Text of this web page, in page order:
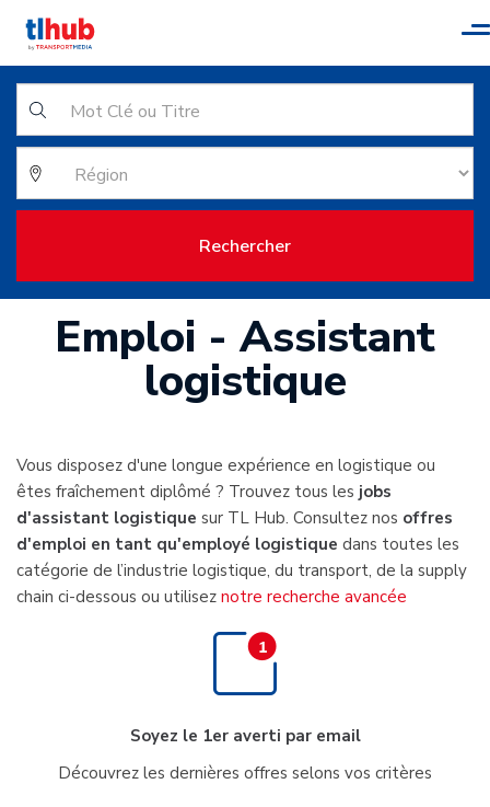
Rechercher
Emploi - Assistant
logistique
Vous disposez d'une longue expérience en logistique ou
êtes fraîchement diplômé ? Trouvez tous les jobs
d'assistant logistique sur TL Hub. Consultez nos offres
d'emploi en tant qu'employé logistique dans toutes les
catégorie de l’industrie logistique, du transport, de la supply
chain ci-dessous ou utilisez notre recherche avancée
Soyez le 1er averti par email
Découvrez les dernières offres selons vos critères